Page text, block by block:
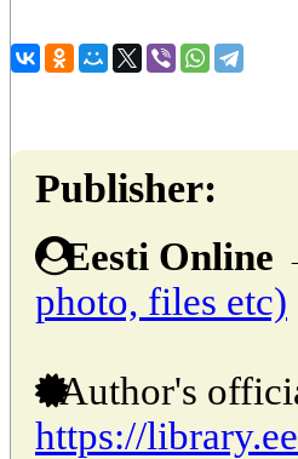
Publisher:
Eesti Online
photo, files etc)
Author's
https://